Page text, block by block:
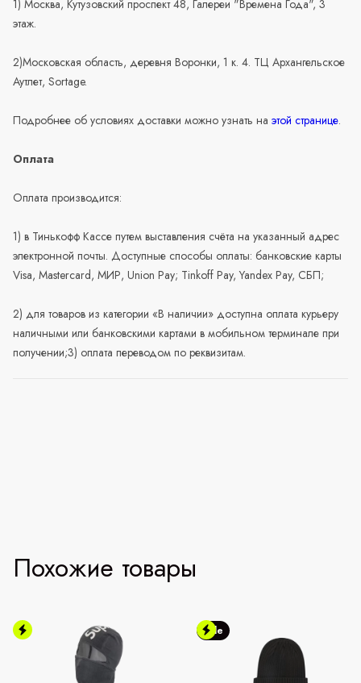
1) Москва, Кутузовский проспект 48, Галереи "Времена Года", 3
этаж.
2)Московская область, деревня Воронки, 1 к. 4. ТЦ Архангельское
Аутлет, Sortage.
Подробнее об условиях доставки можно узнать на этой странице.
Оплата
Оплата производится:
1) в Тинькофф Кассе путем выставления счёта на указанный адрес
электронной почты. Доступные способы оплаты: банковские карты
Visa, Mastercard, МИР, Union Pay; Tinkoff Pay, Yandex Pay, СБП;
2) для товаров из категории «В наличии» доступна оплата курьеру
наличными или банковскими картами в мобильном терминале при
получении;3) оплата переводом по реквизитам.
Похожие товары
Sale